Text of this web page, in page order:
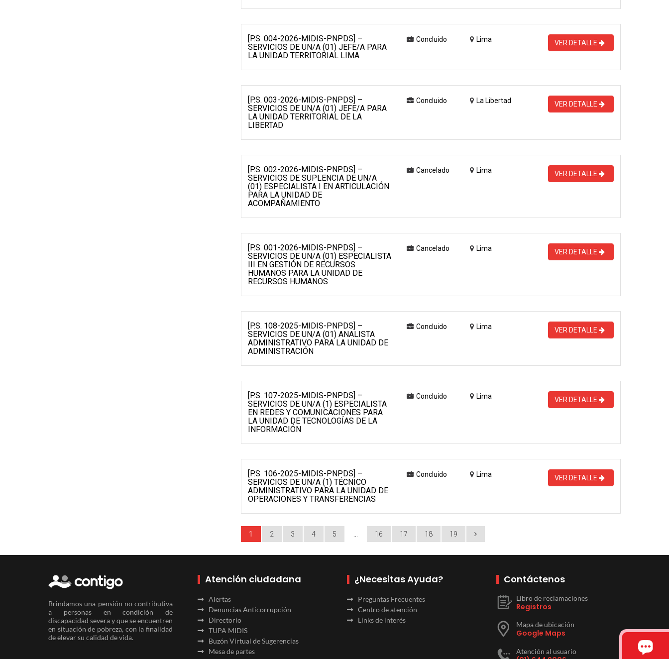
[P.S. 004-2026-MIDIS-PNPDS] –
SERVICIOS DE UN/A (01) JEFE/A PARA
LA UNIDAD TERRITORIAL LIMA
Concluido Lima VER DETALLE
[P.S. 003-2026-MIDIS-PNPDS] –
SERVICIOS DE UN/A (01) JEFE/A PARA
LA UNIDAD TERRITORIAL DE LA
LIBERTAD
Concluido La Libertad VER DETALLE
[P.S. 002-2026-MIDIS-PNPDS] –
SERVICIOS DE SUPLENCIA DE UN/A
(01) ESPECIALISTA I EN ARTICULACIÓN
PARA LA UNIDAD DE
ACOMPAÑAMIENTO
Cancelado Lima VER DETALLE
[P.S. 001-2026-MIDIS-PNPDS] –
SERVICIOS DE UN/A (01) ESPECIALISTA
III EN GESTIÓN DE RECURSOS
HUMANOS PARA LA UNIDAD DE
RECURSOS HUMANOS
Cancelado Lima VER DETALLE
[P.S. 108-2025-MIDIS-PNPDS] –
SERVICIOS DE UN/A (01) ANALISTA
ADMINISTRATIVO PARA LA UNIDAD DE
ADMINISTRACIÓN
Concluido Lima VER DETALLE
[P.S. 107-2025-MIDIS-PNPDS] –
SERVICIOS DE UN/A (1) ESPECIALISTA
EN REDES Y COMUNICACIONES PARA
LA UNIDAD DE TECNOLOGÍAS DE LA
INFORMACIÓN
Concluido Lima VER DETALLE
[P.S. 106-2025-MIDIS-PNPDS] –
SERVICIOS DE UN/A (1) TÉCNICO
ADMINISTRATIVO PARA LA UNIDAD DE
OPERACIONES Y TRANSFERENCIAS
Concluido Lima VER DETALLE
1 2 3 4 5 16 17 18 19
Brindamos una pensión no contributiva
a personas en condición de
discapacidad severa y que se encuentren
en situación de pobreza, con la finalidad
de elevar su calidad de vida.
Atención ciudadana
Alertas
Denuncias Anticorrupción
Directorio
TUPA MIDIS
Buzón Virtual de Sugerencias
Mesa de partes
¿Necesitas Ayuda?
Preguntas Frecuentes
Centro de atención
Links de interés
Contáctenos
Libro de reclamaciones
Registros
Mapa de ubicación
Google Maps
Atención al usuario